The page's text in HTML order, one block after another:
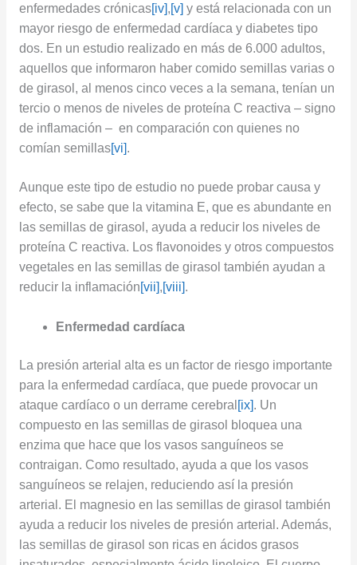
enfermedades crónicas[iv],[v] y está relacionada con un
mayor riesgo de enfermedad cardíaca y diabetes tipo
dos. En un estudio realizado en más de 6.000 adultos,
aquellos que informaron haber comido semillas varias o
de girasol, al menos cinco veces a la semana, tenían un
tercio o menos de niveles de proteína C reactiva – signo
de inflamación – en comparación con quienes no
comían semillas[vi].
Aunque este tipo de estudio no puede probar causa y
efecto, se sabe que la vitamina E, que es abundante en
las semillas de girasol, ayuda a reducir los niveles de
proteína C reactiva. Los flavonoides y otros compuestos
vegetales en las semillas de girasol también ayudan a
reducir la inflamación[vii],[viii].
Enfermedad cardíaca
La presión arterial alta es un factor de riesgo importante
para la enfermedad cardíaca, que puede provocar un
ataque cardíaco o un derrame cerebral [ix]. Un
compuesto en las semillas de girasol bloquea una
enzima que hace que los vasos sanguíneos se
contraigan. Como resultado, ayuda a que los vasos
sanguíneos se relajen, reduciendo así la presión
arterial. El magnesio en las semillas de girasol también
ayuda a reducir los niveles de presión arterial. Además,
las semillas de girasol son ricas en ácidos grasos